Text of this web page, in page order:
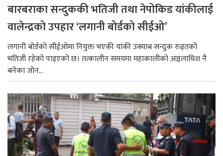
बारबराका सन्दुककी भतिजी तथा नेपोकिड यांकीलाई
वालेन्द्रको उपहार ‘लगानी बोर्डको सीईओ’
लगानी बोर्डको सीईओमा नियुक्त भएकी यांकी उक्याब सन्दुक रुइतको
भतिजी रहेको पाइएको छ। तत्कालीन समयमा महाकालीको अञ्चलाधिश नै
बनेका जोन...